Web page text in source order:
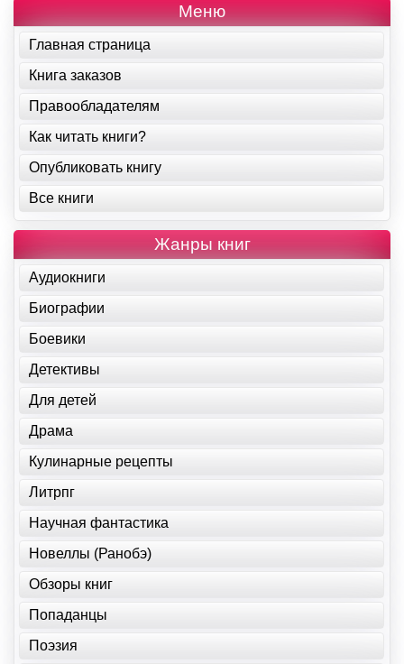
Меню
Главная страница
Книга заказов
Правообладателям
Как читать книги?
Опубликовать книгу
Все книги
Жанры книг
Аудиокниги
Биографии
Боевики
Детективы
Для детей
Драма
Кулинарные рецепты
Литрпг
Научная фантастика
Новеллы (Ранобэ)
Обзоры книг
Попаданцы
Поэзия